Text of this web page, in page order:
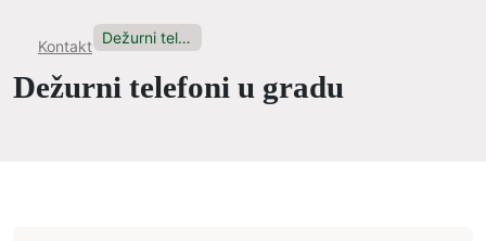
Kontakt Dežurni telefoni u gradu
Dežurni telefoni u gradu